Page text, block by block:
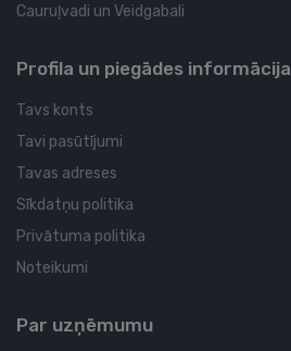
Cauruļvadi un Veidgabali
Profila un piegādes informācija
Tavs konts
Tavi pasūtījumi
Tavas adreses
Sīkdatņu politika
Privātuma politika
Noteikumi
Par uzņēmumu